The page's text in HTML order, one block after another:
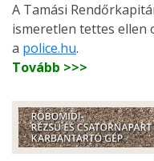
A Tamási
ismeretlen tettes ellen
a police.hu.
Tovább >>>